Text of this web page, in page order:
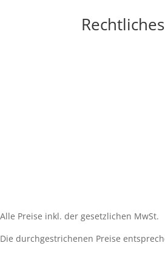
Rechtliches
Alle Preise inkl. der gesetzlichen MwSt.
Die durchgestrichenen Preise